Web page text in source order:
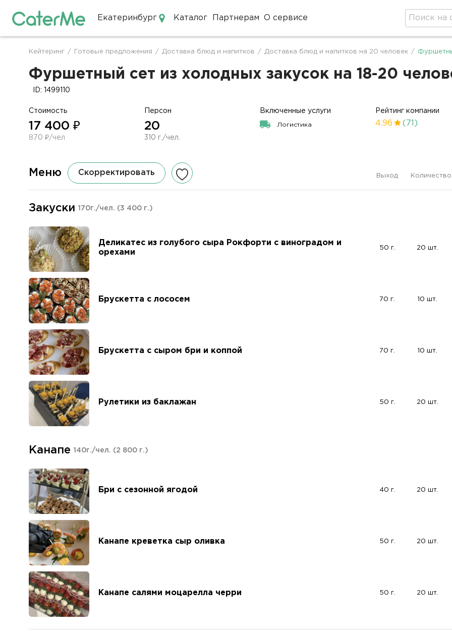
Екатеринбург Каталог Партнерам О сервисе
Строка
навигации
Кейтеринг / Готовые предложения / Доставка блюд и напитков / Доставка блюд и напитков на 20 человек /
Фуршетный сет из холодных закусок на 18-20
ID: 1499110
Стоимость
17 400 ₽
870 ₽/чел
Персон
20
310 г./чел.
Включенные услуги
Логистика
Рейтинг компании
4.96 (71)
Меню Скорректировать Выход Количество
Закуски 170г./чел. (3 400 г.)
Деликатес из голубого сыра Рокфорти с виноградом и
орехами
50 г. 20 шт.
Брускетта с лососем 70 г. 10 шт.
Брускетта с сыром бри и коппой 70 г. 10 шт.
Рулетики из баклажан 50 г. 20 шт.
Канапе 140г./чел. (2 800 г.)
Бри с сезонной ягодой 40 г. 20 шт.
Канапе креветка сыр оливка 50 г. 20 шт.
Канапе салями моцарелла черри 50 г. 20 шт.